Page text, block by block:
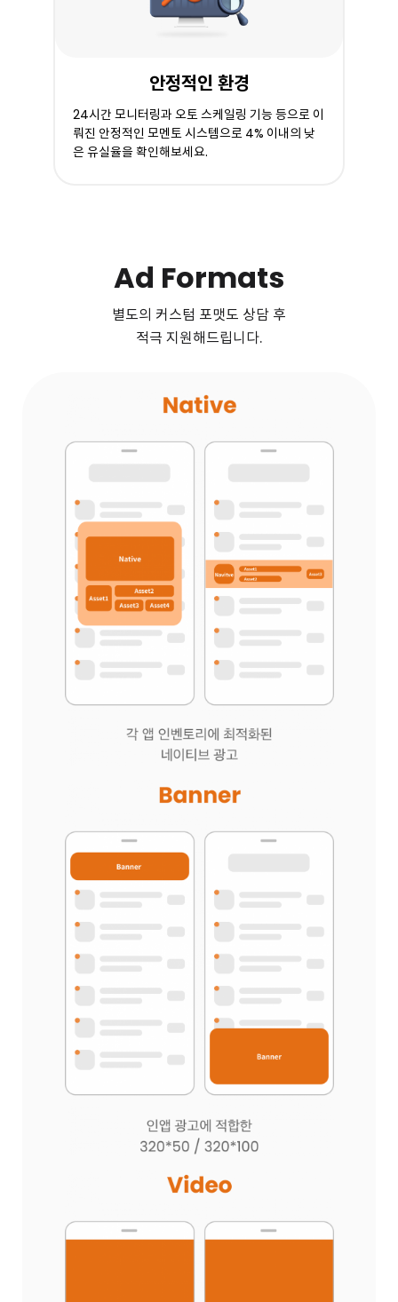
안정적인 환경
24시간 모니터링과 오토 스케일링 기능 등으로 이
뤄진 안정적인 모멘토 시스템으로 4% 이내의 낮
은 유실율을 확인해보세요.
Ad Formats
별도의 커스텀 포맷도 상담 후
적극 지원해드립니다.